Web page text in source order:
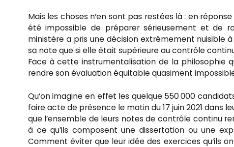
Mais les choses n’en sont pas restées là : en
été impossible de préparer sérieusement et de
ministère a pris une décision extrêmement nuisible
sa note que si elle était supérieure au contrôle
Face à cette instrumentalisation de la philosophie
rendre son évaluation équitable quasiment
Qu’on imagine en effet les quelque 550 000
faire acte de présence le matin du 17 juin 2021 dans
que l’ensemble de leurs notes de contrôle continu
à ce qu’ils composent une dissertation ou une
Comment éviter que leur idée des exercices qu’ils